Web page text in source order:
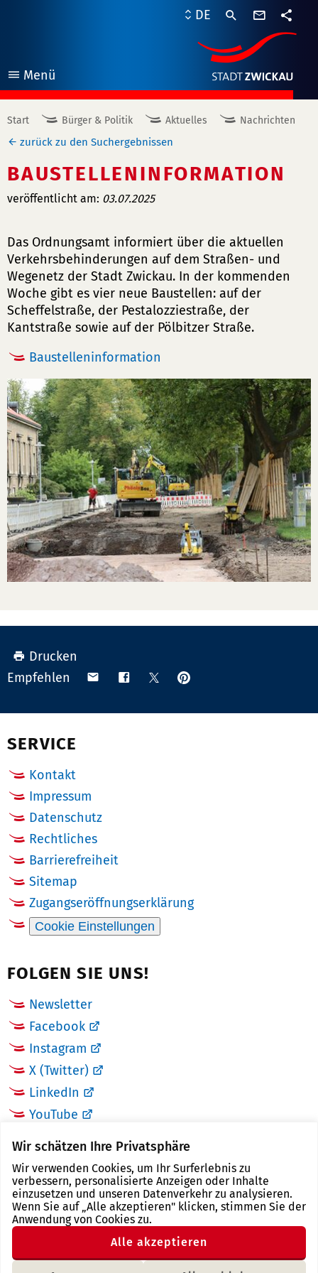
Wir schätzen Ihre Privatsphäre
Wir verwenden Cookies, um Ihr Surferlebnis zu
verbessern, personalisierte Anzeigen oder Inhalte
einzusetzen und unseren Datenverkehr zu analysieren.
Wenn Sie auf „Alle akzeptieren" klicken, stimmen Sie der
Anwendung von Cookies zu.
Alle akzeptieren
Menü
öffnen
DE
Start Bürger & Politik Aktuelles Nachrichten
zurück zu den Suchergebnissen
BAUSTELLENINFORMATION
veröffentlicht am: 03.07.2025
Das Ordnungsamt informiert über die aktuellen
Verkehrsbehinderungen auf dem Straßen- und
Wegenetz der Stadt Zwickau. In der kommenden
Woche gibt es vier neue Baustellen: auf der
Scheffelstraße, der Pestalozziestraße, der
Kantstraße sowie auf der Pölbitzer Straße.
Baustelleninformation
Drucken
Empfehlen
Teilen Teilen TeilenAnpinnen
auf
SERVICE
Kontakt
Impressum
Datenschutz
Rechtliches
Barrierefreiheit
Sitemap
Zugangseröffnungserklärung
Cookie Einstellungen
FOLGEN SIE UNS!
Newsletter
Facebook
Instagram
X (Twitter)
LinkedIn
YouTube
LINKS
Landkreis Zwickau
Tourismusregion Zwickau
Freistaat Sachsen
Region Zwickau